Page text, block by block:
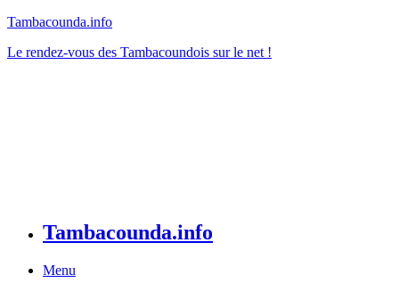
Tambacounda.info
Le rendez-vous des Tambacoundois sur le net !
Tambacounda.info
Menu